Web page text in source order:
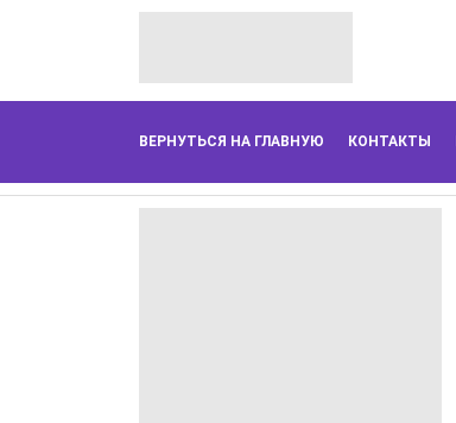
ВЕРНУТЬСЯ НА ГЛАВНУЮ КОНТАКТЫ